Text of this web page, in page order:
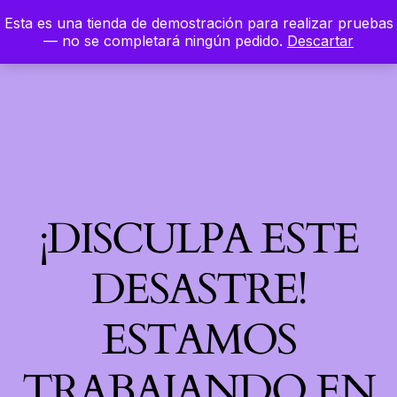
Esta es una tienda de demostración para realizar pruebas
— no se completará ningún pedido. Descartar
Hierbaloca LinkedIn
Instagram
Facebook
Acceder
¡DISCULPA ESTE
DESASTRE!
ESTAMOS